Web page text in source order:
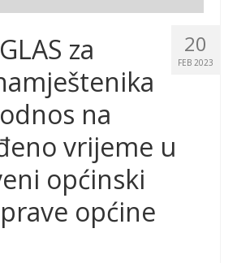
20
FEB 2023
za
na
vrijeme u
općinski
općine